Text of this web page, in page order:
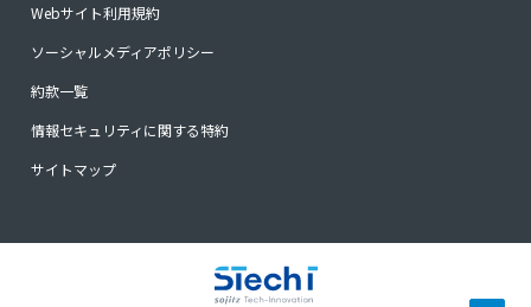
Webサイト利用規約
ソーシャルメディアポリシー
約款一覧
情報セキュリティに関する特約
サイトマップ